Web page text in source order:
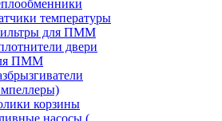
температуры
для ПММ
двери
ПММ
корзины
насосы (